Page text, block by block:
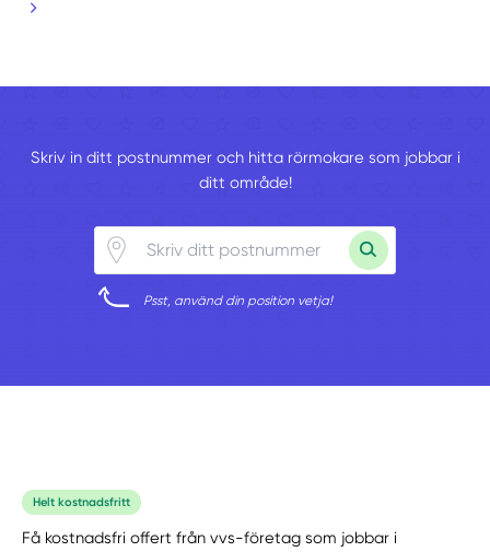
Skriv in ditt postnummer och hitta rörmokare som jobbar i
ditt område!
Psst, använd din position vetja!
Helt kostnadsfritt
Få kostnadsfri offert från vvs-företag som jobbar i